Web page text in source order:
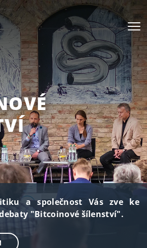
a společnost Vás zve ke
"Bitcoinové šílenství".